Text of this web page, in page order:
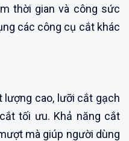
thời gian và công sức
các công cụ cắt khác
lượng cao, lưỡi cắt gạch
tối ưu. Khả năng cắt
mà giúp người dùng